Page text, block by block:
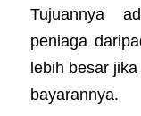
Tujuannya
peniaga
lebih besar
bayarannya.